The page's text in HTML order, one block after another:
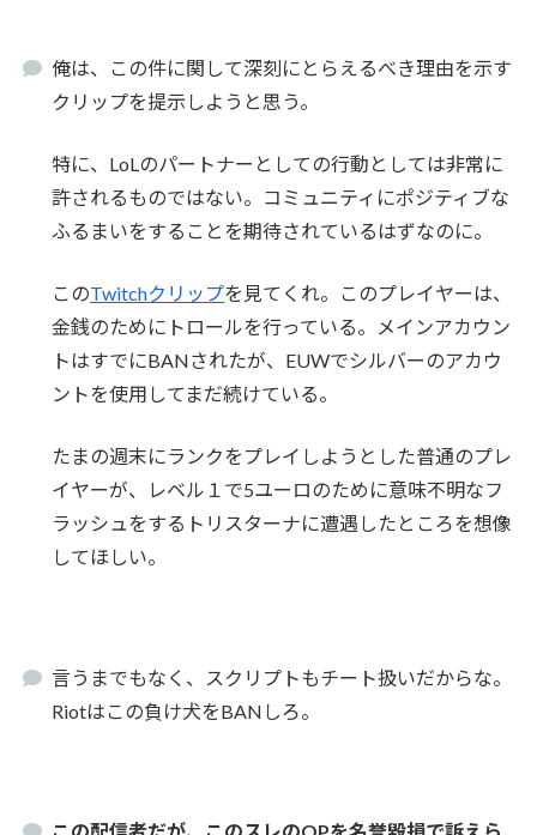
俺は、この件に関して深刻にとらえるべき理由を示す
クリップを提示しようと思う。
特に、LoLのパートナーとしての行動としては非常に
許されるものではない。コミュニティにポジティブな
ふるまいをすることを期待されているはずなのに。
このTwitchクリップを見てくれ。このプレイヤーは、
金銭のためにトロールを行っている。メインアカウン
トはすでにBANされたが、EUWでシルバーのアカウ
ントを使用してまだ続けている。
たまの週末にランクをプレイしようとした普通のプレ
イヤーが、レベル１で5ユーロのために意味不明なフ
ラッシュをするトリスターナに遭遇したところを想像
してほしい。
言うまでもなく、スクリプトもチート扱いだからな。
Riotはこの負け犬をBANしろ。